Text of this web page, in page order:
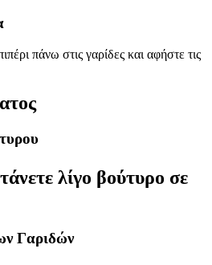
πάνω στις γαρίδες και αφήστε τις
λίγο βούτυρο σε
Γαριδών